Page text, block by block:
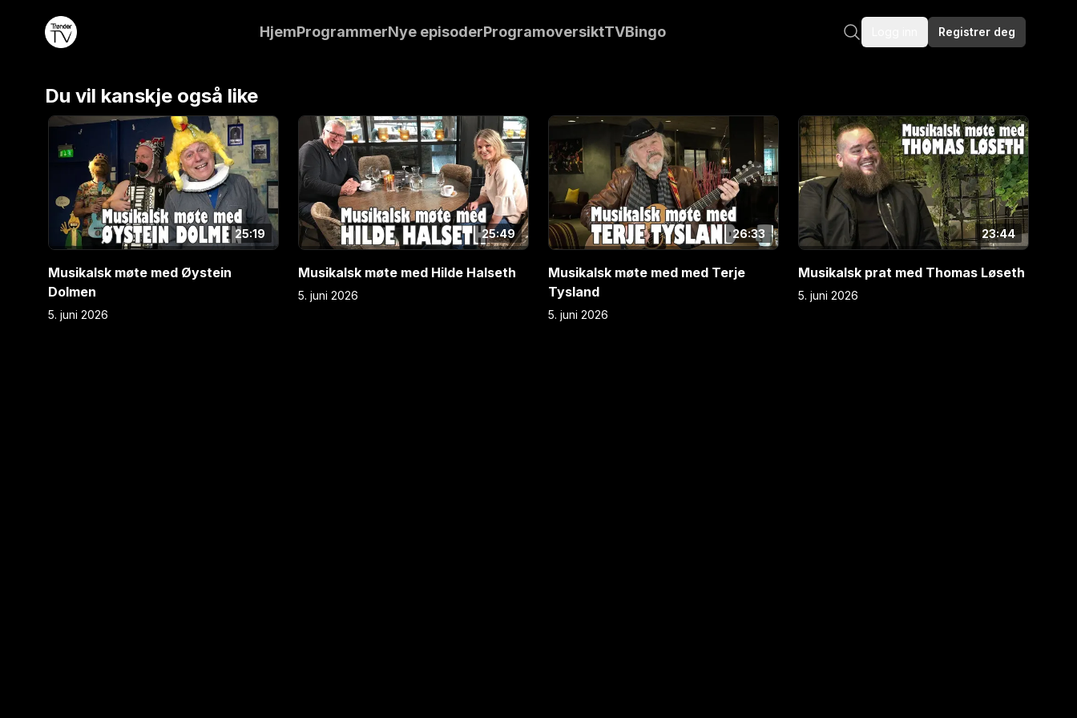
HjemProgrammerNye episoderProgramoversiktTVBingo Registrer deg
Røros. Låtskriver, voklalist og gitarist, og en av to manusforfattere
av musikkspillet Elden. Dagfinn Ellefsen i møte med en trivelig
rørosing.
Du vil kanskje også like
25:19
Musikalsk møte med Øystein
Dolmen
5. juni 2026
E1
25:49
Musikalsk møte med Hilde Halseth
5. juni 2026
26:33
Musikalsk møte med med Terje
Tysland
5. juni 2026
23:44
Musikalsk prat med Thomas Løseth
5. juni 2026